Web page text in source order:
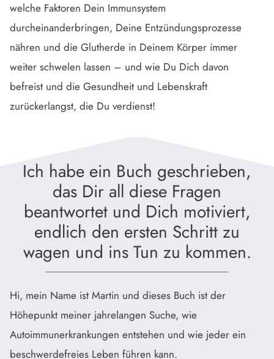
welche Faktoren Dein Immunsystem
durcheinanderbringen, Deine Entzündungsprozesse
nähren und die Glutherde in Deinem Körper immer
weiter schwelen lassen – und wie Du Dich davon
befreist und die Gesundheit und Lebenskraft
zurückerlangst, die Du verdienst!
Ich habe ein Buch geschrieben,
das Dir all diese Fragen
beantwortet und Dich motiviert,
endlich den ersten Schritt zu
wagen und ins Tun zu kommen.
Hi, mein Name ist Martin und dieses Buch ist der
Höhepunkt meiner jahrelangen Suche, wie
Autoimmunerkrankungen entstehen und wie jeder ein
beschwerdefreies Leben führen kann.